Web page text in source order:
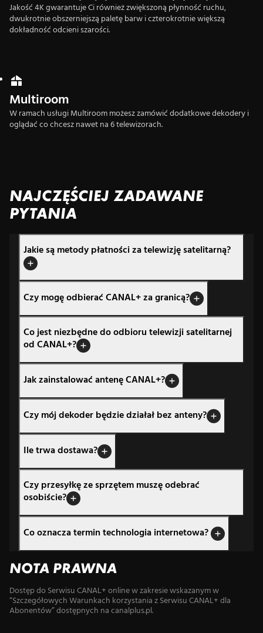
Jakość 4K gwarantuje Ci również zwiększoną płynność ruchu,
dwukrotnie obszerniejszą paletę barw i czterokrotnie większą
dokładność odcieni szarości.
Multiroom
W ramach usługi Multiroom możesz zamówić dodatkowe dekodery i
oglądać co chcesz nawet na 6 telewizorach.
NAJCZĘŚCIEJ ZADAWANE
PYTANIA
Jakie są metody płatności za telewizję satelitarną?
Czy mogę odbierać CANAL+ za granicą?
Co jest niezbędne do odbioru telewizji satelitarnej
od CANAL+?
Jak zainstalować antenę CANAL+?
Czy mój dekoder będzie działał bez anteny?
Ile trwa dostawa?
Czy przesyłkę ze sprzętem muszę odebrać
osobiście?
Co oznacza termin technologia internetowa?
NOTA PRAWNA
Dostęp do Serwisu CANAL+ online w zakresie wskazanym w
“Szczegółowych Warunkach korzystania z Serwisu CANAL+ dla
Abonentów” dostępnych na canalplus.pl.